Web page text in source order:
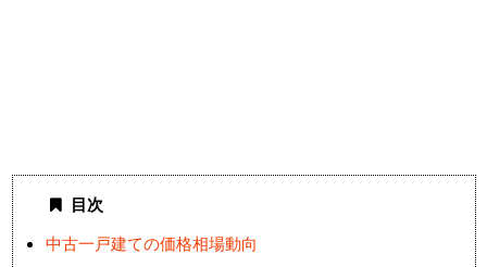
目次
中古一戸建ての価格相場動向